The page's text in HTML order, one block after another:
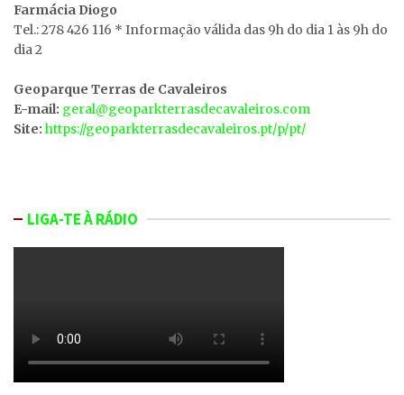
Farmácia Diogo
Tel.: 278 426 116 * Informação válida das 9h do dia 1 às 9h do
dia 2
Geoparque Terras de Cavaleiros
E-mail: geral@geoparkterrasdecavaleiros.com
Site: https://geoparkterrasdecavaleiros.pt/p/pt/
LIGA-TE À RÁDIO